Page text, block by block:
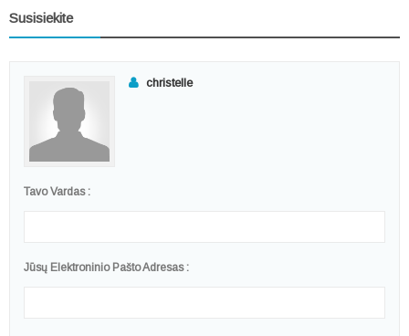
Susisiekite
christelle
Tavo Vardas :
Jūsų Elektroninio Pašto Adresas :